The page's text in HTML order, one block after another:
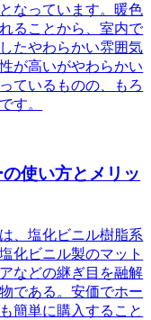
なっています。暖色
ることから、室内で
たやわらかい雰囲気
が高いがやわらかい
ているものの、もろ
す。
使い方とメリッ
、塩化ビニル樹脂系
化ビニル製のマット
などの継ぎ目を融解
である。安価でホー
簡単に購入すること